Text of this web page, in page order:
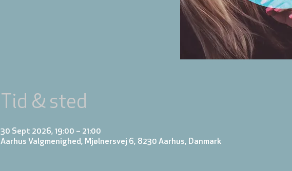
Tid & sted
30 Sept 2026, 19:00 – 21:00
Aarhus Valgmenighed, Mjølnersvej 6, 8230 Aarhus, Danmark